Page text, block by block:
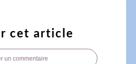
cet article
un commentaire